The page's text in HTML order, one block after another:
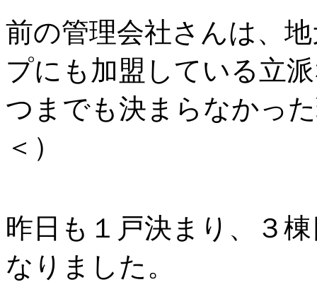
前の管理会社さんは、
プにも加盟している立
つまでも決まらなかっ
＜）
昨日も１戸決まり、３
なりました。